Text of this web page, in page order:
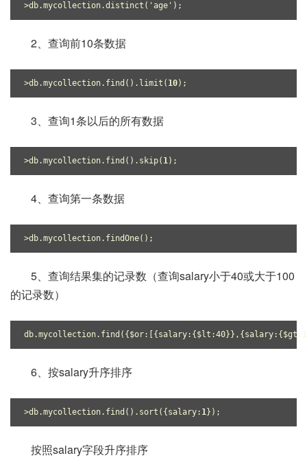
>db.mycollection.distinct('age');
2、查询前10条数据
>db.mycollection.find().limit( 10);
3、查询1条以后的所有数据
>db.mycollection.find().skip( 1);
4、查询第一条数据
>db.mycollection.findOne();
5、查询结果集的记录数（查询salary小于40或大于100
的记录数）
6、按salary升序排序
>db.mycollection.find().sort({salary: 1});
按照salary字段升序排序